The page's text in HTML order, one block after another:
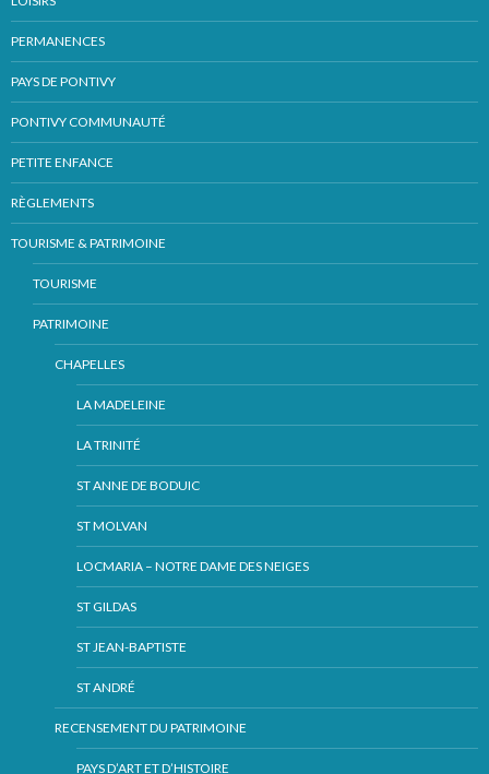
PERMANENCES
PAYS DE PONTIVY
PONTIVY COMMUNAUTÉ
PETITE ENFANCE
RÈGLEMENTS
TOURISME & PATRIMOINE
TOURISME
PATRIMOINE
CHAPELLES
LA MADELEINE
LA TRINITÉ
ST ANNE DE BODUIC
ST MOLVAN
LOCMARIA – NOTRE DAME DES NEIGES
ST GILDAS
ST JEAN-BAPTISTE
ST ANDRÉ
RECENSEMENT DU PATRIMOINE
PAYS D’ART ET D’HISTOIRE